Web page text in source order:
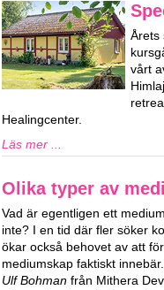
Årets
vårt
Healingcenter.
Läs mer ...
Olika typer av
Vad är egentligen ett
inte? I en tid där fler söker
ökar också behovet av att
mediumskap faktiskt
Ulf Bohman från Mithera